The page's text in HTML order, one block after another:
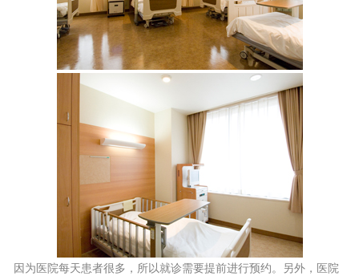
因为医院每天患者很多，所以就诊需要提前进行预约。另外，医院